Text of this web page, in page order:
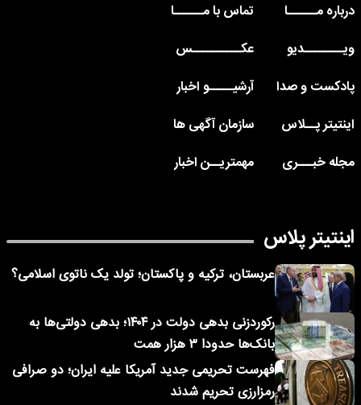
درباره مــــــا
تماس با مــــــا
ویــــــــدیو
عکــــــــــس
پادکست و صدا
آرشیـــــو اخبار
اینتیتر پــلاس
سازمان آگهی ها
مجله خبـــری
مهمتریــن اخبار
اینتیتر پلاس
عربستان، ترکیه و پاکستان؛ تولد یک ناتوی اسلامی؟
رکوردزنی بدهی دولت در ۱۴۰۴؛ بدهی دولتی‌ها به
بانک‌ها حدودا ۳ هزار همت
فهرست تحریمی جدید آمریکا علیه ایران؛ دو صرافی
رمزارزی تحریم شدند